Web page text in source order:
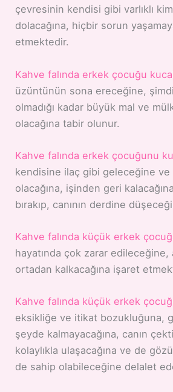
çevresinin kendisi gibi varlıklı
dolacağına, hiçbir sorun
etmektedir.
Kahve falında erkek çocuğu
üzüntünün sona ereceğine,
olmadığı kadar büyük mal ve
olacağına tabir olunur.
Kahve falında erkek çocuğunu
kendisine ilaç gibi geleceğine
olacağına, işinden geri
bırakıp, canının derdine
Kahve falında küçük erkek
hayatında çok zarar edileceğine,
ortadan kalkacağına işaret
Kahve falında küçük erkek
eksikliğe ve itikat bozukluğuna,
şeyde kalmayacağına, canın
kolaylıkla ulaşacağına ve de
de sahip olabileceğine delalet